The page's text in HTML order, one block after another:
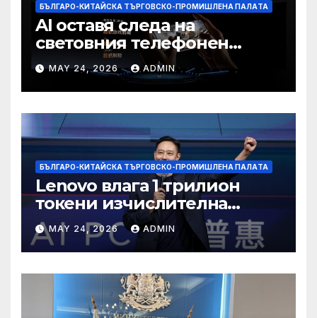
БЪЛГАРО-КИТАЙСКА ТЪРГОВСКО-ПРОМИШЛЕНА ПАЛAТА
AI оставя следа на
световния телефонен
пазар
MAY 24, 2026 ADMIN
БЪЛГАРО-КИТАЙСКА ТЪРГОВСКО-ПРОМИШЛЕНА ПАЛAТА
Lenovo влага 1 трилион
токени изчислителна
мощност в AI екосистемата
MAY 24, 2026 ADMIN